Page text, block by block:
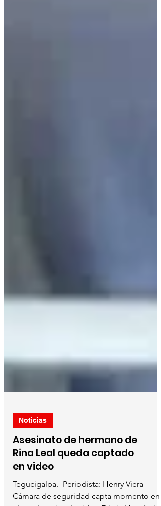
Noticias
Asesinato de hermano de
Rina Leal queda captado
en video